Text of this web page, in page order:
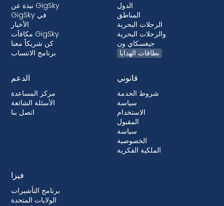
نبذة عن GigSky
GigSky في
الأخبار
مكافآت GigSky
كن شريكاً معنا
برنامج الانتساب
الدول
المناطق
الرحلات البحرية
والرحلات البحرية
جيغسكاي ون
بطاقات الهدايا
الدعم
مركز المساعدة
الأسئلة الشائعة
اتصل بنا
قانوني
شروط الخدمة
سياسة
الاستخدام
المقبول
سياسة
الخصوصية
الملكية الفكرية
فيزا
برنامج التأشيرات
الولايات المتحدة